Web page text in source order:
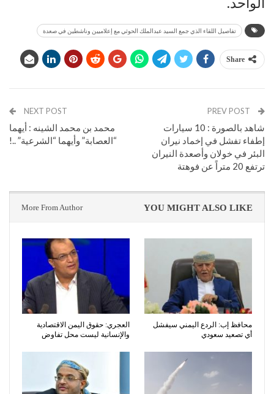
تفاصيل اللقاء الذي جمع السيد عبدالملك الحوثي مع إعلاميين وناشطين في صعدة
Share
شاهد بالصورة : 10 سيارات
إطفاء تفشل في إخماد نيران
البئر في خولان وأصعدة النيران
ترتفع 20 متراً عن فوهتة
NEXT POST
محمد بن محمد الشينه : أيهما
“العصابة” وأيهما “الشرعية” ..!
YOU MIGHT ALSO LIKE
More From Author
محافظ إب: الردع اليمني سيفشل
أي تصعيد سعودي
العجري: حقوق اليمن الاقتصادية
والإنسانية ليست محل تفاوض